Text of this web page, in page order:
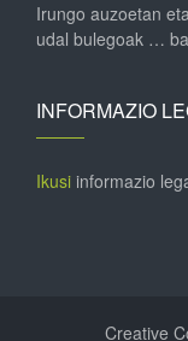
Irungo auzoetan
udal bulegoak …
INFORMAZIO
Ikusi informazio
Creative